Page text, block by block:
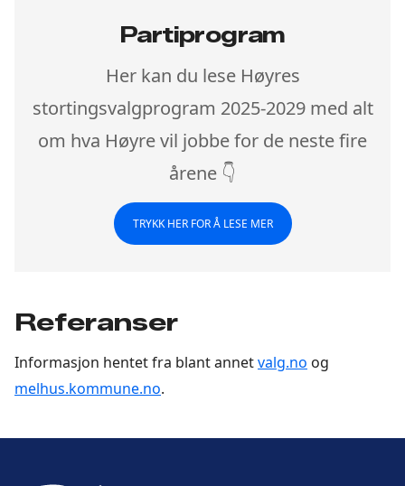
Partiprogram
Her kan du lese Høyres
stortingsvalgprogram 2025-2029 med alt
om hva Høyre vil jobbe for de neste fire
årene 👇
TRYKK HER FOR Å LESE MER
Referanser
Informasjon hentet fra blant annetvalg.no og
melhus.kommune.no.